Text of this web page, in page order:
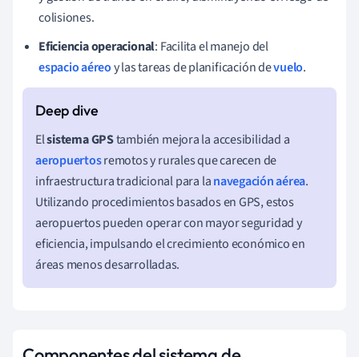
colisiones.
Eficiencia operacional: Facilita el manejo del
espacio aéreoy las tareas de planificación devuelo.
Elsistema GPStambién mejora la accesibilidad a
aeropuertosremotos y rurales que carecen de
infraestructura tradicional para lanavegación aérea.
Utilizando procedimientos basados en GPS, estos
aeropuertos pueden operar con mayor seguridad y
eficiencia, impulsando el crecimiento económico en
áreas menos desarrolladas.